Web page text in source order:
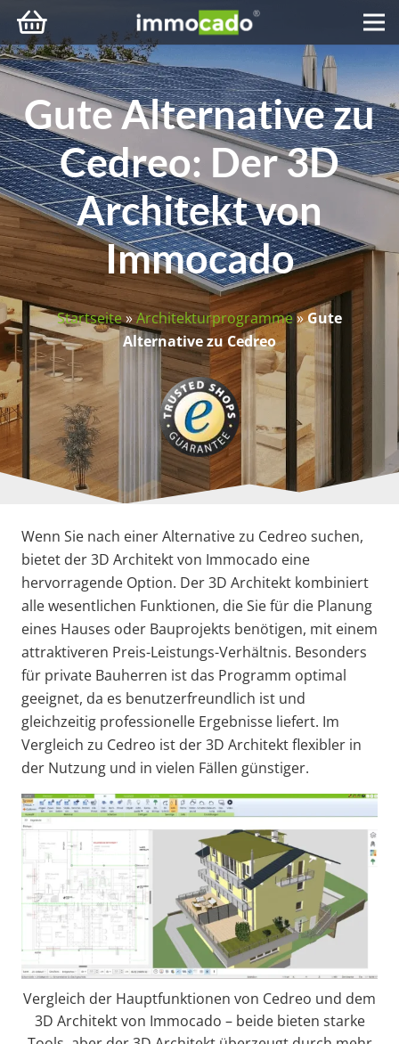
Gute Alternative zu
Cedreo: Der 3D
Architekt von
Immocado
Startseite»Architekturprogramme»Gute
Alternative zu Cedreo
Wenn Sie nach einer Alternative zu Cedreo suchen,
bietet der 3D Architekt von Immocado eine
hervorragende Option. Der 3D Architekt kombiniert
alle wesentlichen Funktionen, die Sie für die Planung
eines Hauses oder Bauprojekts benötigen, mit einem
attraktiveren Preis-Leistungs-Verhältnis. Besonders
für private Bauherren ist das Programm optimal
geeignet, da es benutzerfreundlich ist und
gleichzeitig professionelle Ergebnisse liefert. Im
Vergleich zu Cedreo ist der 3D Architekt flexibler in
der Nutzung und in vielen Fällen günstiger.
Vergleich der Hauptfunktionen von Cedreo und dem
3D Architekt von Immocado – beide bieten starke